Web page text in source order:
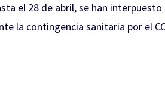
el 28 de abril, se han
la contingencia sanitaria por el